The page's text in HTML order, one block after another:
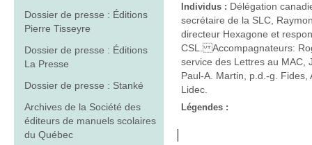
Dossier de presse : Éditions
Pierre Tisseyre
Dossier de presse : Éditions
La Presse
Dossier de presse : Stanké
Archives de la Société des
éditeurs de manuels scolaires
du Québec
Individus : Délégation
secrétaire de la SLC,
directeur Hexagone et
CSL. Accompagnateurs:
service des Lettres au MAC,
Paul-A. Martin, p.d.-g.
Lidec.
Légendes :